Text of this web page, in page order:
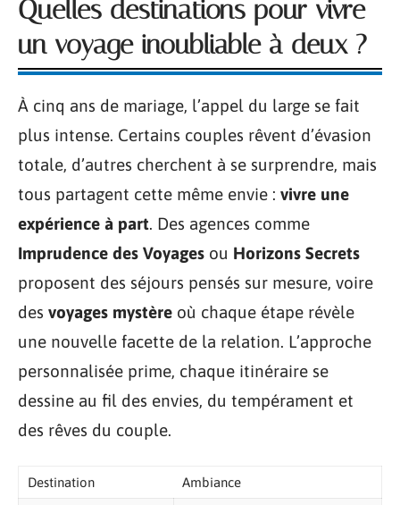
Quelles destinations pour vivre
un voyage inoubliable à deux ?
À cinq ans de mariage, l’appel du large se fait
plus intense. Certains couples rêvent d’évasion
totale, d’autres cherchent à se surprendre, mais
tous partagent cette même envie : vivre une
expérience à part. Des agences comme
Imprudence des Voyages ou Horizons Secrets
proposent des séjours pensés sur mesure, voire
des voyages mystère où chaque étape révèle
une nouvelle facette de la relation. L’approche
personnalisée prime, chaque itinéraire se
dessine au fil des envies, du tempérament et
des rêves du couple.
Destination Ambiance